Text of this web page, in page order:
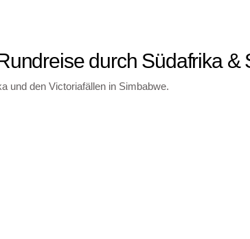
durch Südafrika &
und den Victoriafällen in Simbabwe.